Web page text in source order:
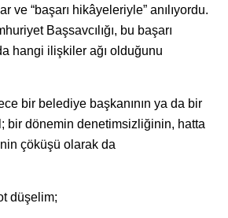
ve “başarı hikâyeleriyle” anılıyordu.
Başsavcılığı, bu başarı
hangi ilişkiler ağı olduğunu
bir belediye başkanının ya da bir
bir dönemin denetimsizliğinin, hatta
çöküşü olarak da
düşelim;